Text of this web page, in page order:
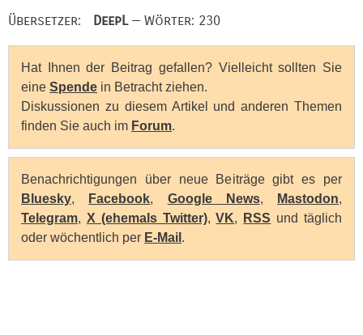
Übersetzer: DeepL— Wörter: 230
Hat Ihnen der Beitrag gefallen? Vielleicht sollten Sie
eine Spende in Betracht ziehen.
Diskussionen zu diesem Artikel und anderen Themen
finden Sie auch im Forum.
Benachrichtigungen über neue Beiträge gibt es per
Bluesky, Facebook, Google News, Mastodon,
Telegram, X (ehemals Twitter),VK, RSS und täglich
oder wöchentlich per E-Mail .